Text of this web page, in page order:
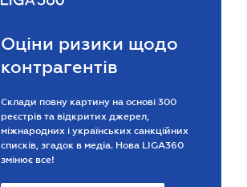
Оціни ризики щодо
контрагентів
Склади повну картину на основі 300
реєстрів та відкритих джерел,
міжнародних і українських санкційних
списків, згадок в медіа. Нова LIGA360
змінює все!